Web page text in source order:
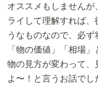
オススメもしませんが
ライして理解すれば、
うなものなので、必ず
「物の価値」「相場
物の見方が変わって
よ〜！ と言うお話で